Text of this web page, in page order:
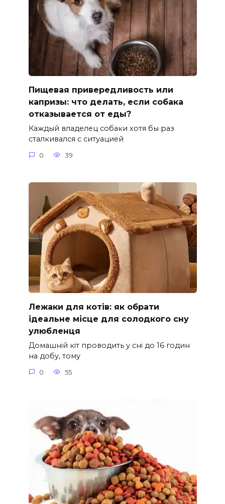
Пищевая привередливость или
капризы: что делать, если собака
отказывается от еды?
Каждый владелец собаки хотя бы раз
сталкивался с ситуацией
0 39
Лежаки для котів: як обрати
ідеальне місце для солодкого сну
улюбленця
Домашній кіт проводить у сні до 16 годин
на добу, тому
0 55